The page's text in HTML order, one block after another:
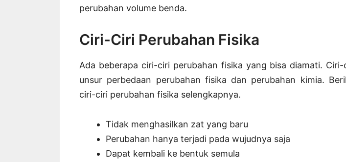
perubahan volume benda.
Ciri-Ciri Perubahan Fisika
Ada beberapa ciri-ciri perubahan fisika yang bisa diamati.
unsur perbedaan perubahan fisika dan perubahan kimia.
ciri-ciri perubahan fisika selengkapnya.
Tidak menghasilkan zat yang baru
Perubahan hanya terjadi pada wujudnya saja
Dapat kembali ke bentuk semula